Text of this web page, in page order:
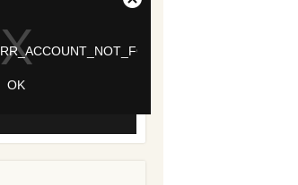
OK
Close
Dialog